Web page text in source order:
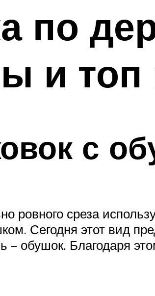
по
и топ
с
ровного среза
Сегодня этот вид
обушок. Благодаря